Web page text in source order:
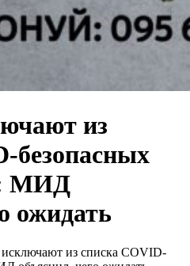
из
безопасных
МИД
ожидать
из списка COVID-